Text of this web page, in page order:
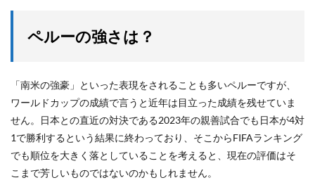
ペルーの強さは？
「南米の強豪」といった表現をされることも多いペルーですが、
ワールドカップの成績で言うと近年は目立った成績を残せていま
せん。日本との直近の対決である2023年の親善試合でも日本が4対
1で勝利するという結果に終わっており、そこからFIFAランキング
でも順位を大きく落としていることを考えると、現在の評価はそ
こまで芳しいものではないのかもしれません。